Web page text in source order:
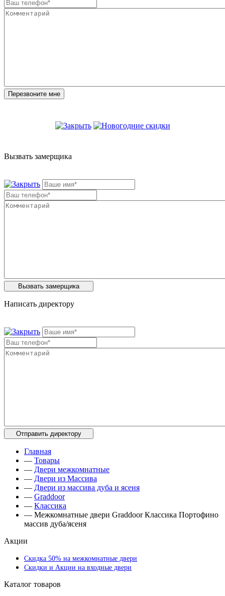
Вызвать замерщика
Написать директору
Главная
— Товары
— Двери межкомнатные
— Двери из Массива
— Двери из массива дуба и ясеня
— Graddoor
— Классика
— Межкомнатные двери Graddoor Классика Портофино
массив дуба/ясеня
Акции
Скидка 50% на межкомнатные двери
Скидки и Акции на входные двери
Каталог товаров